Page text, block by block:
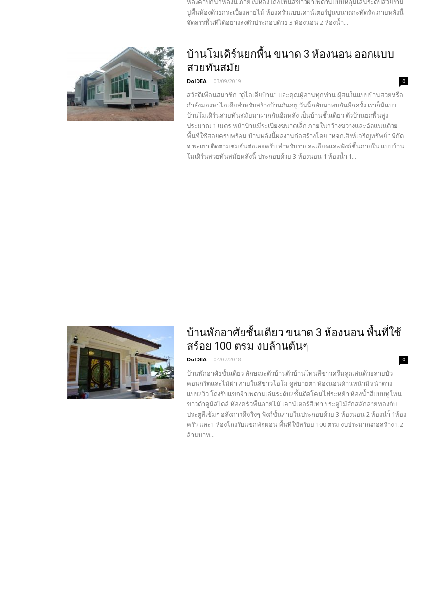
หลังคาปีกนกหลังนี้ ภายในห้องโถงโทนสีขาวฝ้าเพดานแบบหลุ่มเล่นระดับสวยงาม
ปูพื้นห้องด้วยกระเบื้องลายไม้ ห้องครัวแบบเคาน์เตอร์ปูนขนาดกะทัดรัด ภายหลังนี้
จัดสรรพื้นที่ได้อย่างลงตัวประกอบด้วย 3 ห้องนอน 2 ห้องน้ำ...
บ้านโมเดิร์นยกพื้น ขนาด 3 ห้องนอน ออกแบบ
สวยทันสมัย
DoIDEA - 03/09/2019 0
สวัสดีเพื่อนสมาชิก "ดูไอเดียบ้าน" และคุณผู้อ่านทุกท่าน ผุ้สนในแบบบ้านสวยหรือ
กำลังมองหาไอเดียสำหรับสร้างบ้านกันอยู่ วันนี้กลับมาพบกันอีกครั้ง เราก็มีแบบ
บ้านโมเดิร์นสวยทันสมัยมาฝากกันอีกหลัง เป็นบ้านชั้นเดียว ตัวบ้านยกพื้นสูง
ประมาณ 1 เมตร หน้าบ้านมีระเบียงขนาดเล็ก ภายในกว้างขวางและอัดแน่นด้วย
พื้นที่ใช้สอยครบพร้อม บ้านหลังนี้ผลงานก่อสร้างโดย "หจก.สิงห์เจริญทรัพย์" พิกัด
จ.พะเยา ติดตามชมกันต่อเลยครับ สำหรับรายละเอียดและฟังก์ชั้นภายใน แบบบ้าน
โมเดิร์นสวยทันสมัยหลังนี้ ประกอบด้วย 3 ห้องนอน 1 ห้องน้ำ 1...
บ้านพักอาศัยชั้นเดียว ขนาด 3 ห้องนอน พื้นที่ใช้
สร้อย 100 ตรม งบล้านต้นๆ
DoIDEA - 04/07/2018 0
บ้านพักอาศัยชั้นเดียว ลักษณะตัวบ้านตัวบ้านโทนสีขาวครีมลูกเล่นด้วยลายบัว
คอนกรีตและไม้ฝา ภายในสีขาวโอโม ดูสบายตา ห้องนอนด้านหน้ามีหน้าต่าง
แบบ2วิว โถงรับแขกฝ้าเพดานเล่นระดับ2ชั้นติดโคมไฟระหย้า ห้องน้ำสีแบบทูโทน
ขาวดำดูมีสไตล์ ห้องครัวพื้นลายไม้ เคาน์เตอร์สีเทา ประตูไม้สักสลักลายทองกับ
ประตูสีเข้มๆ อลังการดีจริงๆ ฟังก์ชั้นภายในประกอบด้วย 3 ห้องนอน 2 ห้องนำ้ 1ห้อง
ครัว และ1 ห้องโถงรับแขกพักผ่อน พื้นที่ใช้สร้อย 100 ตรม งบประมาณก่อสร้าง 1.2
ล้านบาท...